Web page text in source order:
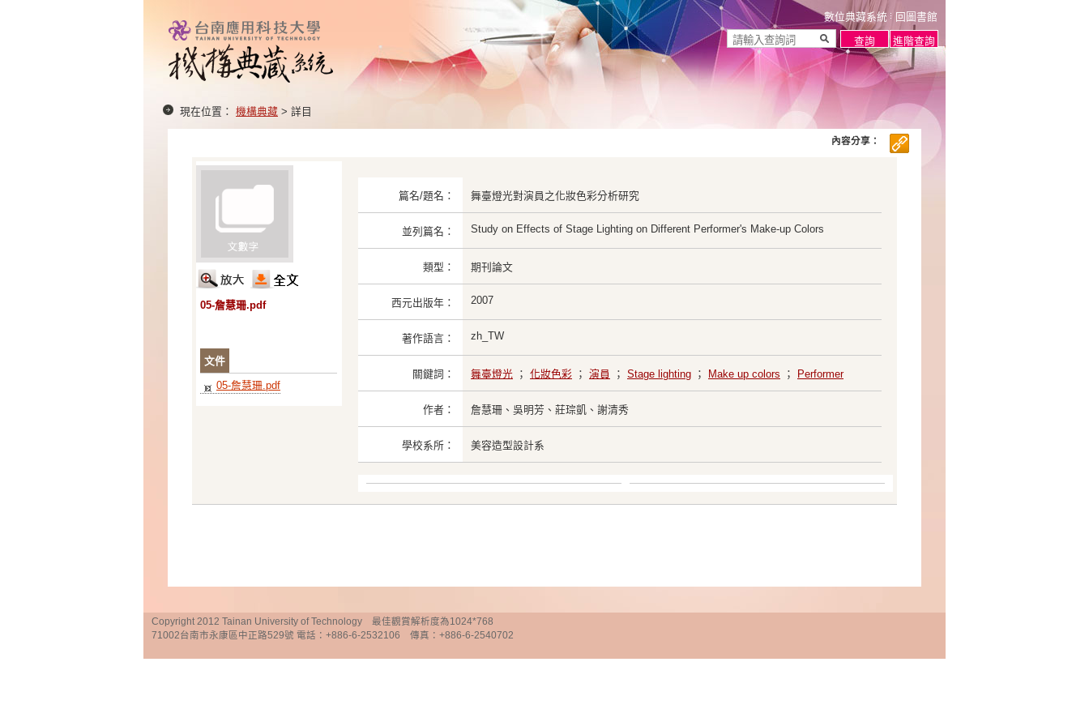
數位典藏系統 回圖書館
現在位置： 機構典藏 > 詳目
05-詹慧珊.pdf
文件
05-詹慧珊.pdf
篇名/題名： 舞臺燈光對演員之化妝色彩分析研究
並列篇名： Study on Effects of Stage Lighting on Different Performer's Make-up Colors
類型： 期刊論文
西元出版年： 2007
著作語言： zh_TW
關鍵詞： 舞臺燈光 ； 化妝色彩 ； 演員 ； Stage lighting ； Make up colors ； Performer
作者： 詹慧珊、吳明芳、莊琮凱、謝清秀
學校系所： 美容造型設計系
內容分享：
Copyright 2012 Tainan University of Technology 最佳觀賞解析度為1024*768
71002台南市永康區中正路529號 電話：+886-6-2532106 傳真：+886-6-2540702